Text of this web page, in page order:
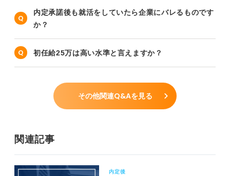
内定承諾後も就活をしていたら企業にバレるものです
か？
初任給25万は高い水準と言えますか？
その他関連Q&Aを見る
関連記事
内定後